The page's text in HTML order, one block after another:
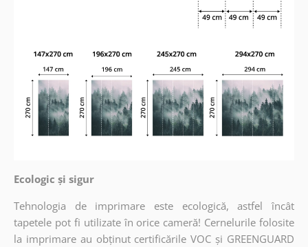
Ecologic și sigur
Tehnologia de imprimare este ecologică, astfel încât
tapetele pot fi utilizate în orice cameră! Cernelurile folosite
la imprimare au obținut certificările VOC și GREENGUARD